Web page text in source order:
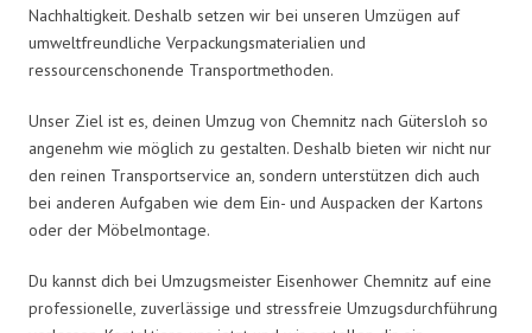
Nachhaltigkeit. Deshalb setzen wir bei unseren Umzügen auf
umweltfreundliche Verpackungsmaterialien und
ressourcenschonende Transportmethoden.
Unser Ziel ist es, deinen Umzug von Chemnitz nach Gütersloh so
angenehm wie möglich zu gestalten. Deshalb bieten wir nicht nur
den reinen Transportservice an, sondern unterstützen dich auch
bei anderen Aufgaben wie dem Ein- und Auspacken der Kartons
oder der Möbelmontage.
Du kannst dich bei Umzugsmeister Eisenhower Chemnitz auf eine
professionelle, zuverlässige und stressfreie Umzugsdurchführung